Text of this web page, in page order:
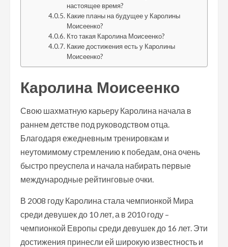
настоящее время?
Какие планы на будущее у Каролины
Моисеенко?
Кто такая Каролина Моисеенко?
Какие достижения есть у Каролины
Моисеенко?
Каролина Моисеенко
Свою шахматную карьеру Каролина начала в
раннем детстве под руководством отца.
Благодаря ежедневным тренировкам и
неутомимому стремлению к победам, она очень
быстро преуспела и начала набирать первые
международные рейтинговые очки.
В 2008 году Каролина стала чемпионкой Мира
среди девушек до 10 лет, а в 2010 году –
чемпионкой Европы среди девушек до 16 лет. Эти
достижения принесли ей широкую известность и